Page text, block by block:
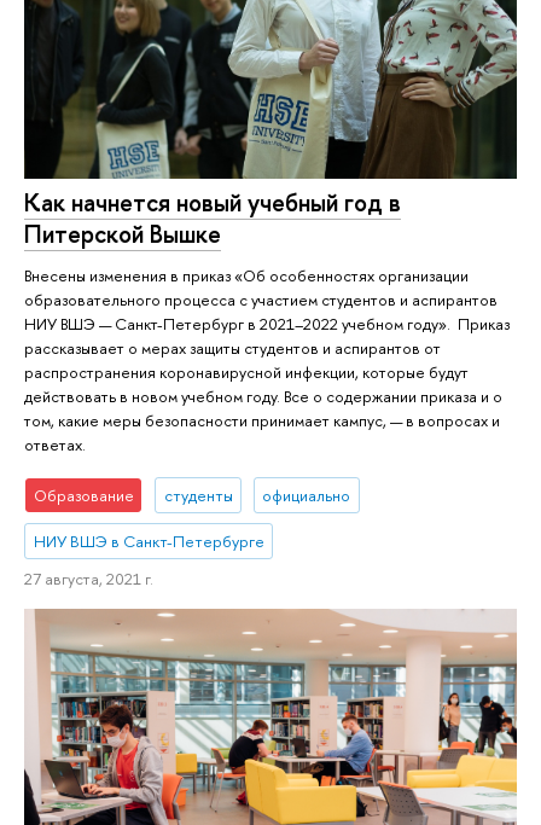
Как начнется новый учебный год в
Питерской Вышке
Внесены изменения в приказ «Об особенностях организации
образовательного процесса с участием студентов и аспирантов
НИУ ВШЭ — Санкт-Петербург в 2021–2022 учебном году». Приказ
рассказывает о мерах защиты студентов и аспирантов от
распространения коронавирусной инфекции, которые будут
действовать в новом учебном году. Все о содержании приказа и о
том, какие меры безопасности принимает кампус, — в вопросах и
ответах.
Образование студенты официально
НИУ ВШЭ в Санкт-Петербурге
27 августа, 2021 г.